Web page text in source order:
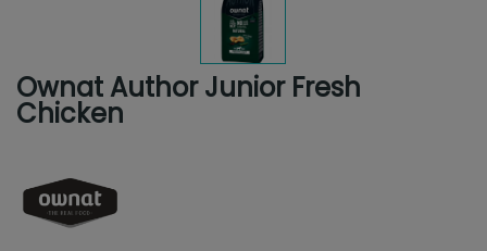
Ownat Author Junior Fresh
Chicken